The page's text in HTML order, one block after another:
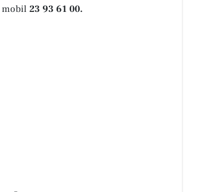
mobil 23 93 61 00.